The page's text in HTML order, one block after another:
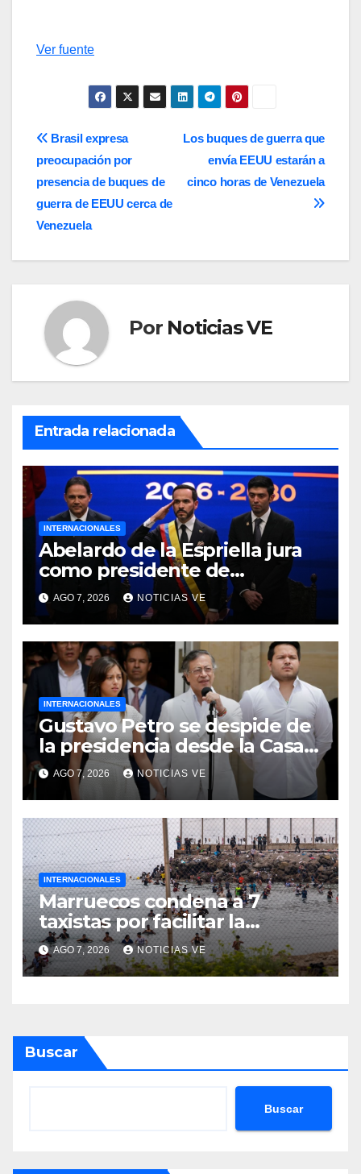
Ver fuente
Navegación
de
entradas
Los buques de guerra que
envía EEUU estarán a
cinco horas de Venezuela
Brasil expresa
preocupación por
presencia de buques de
guerra de EEUU cerca de
Venezuela
Por Noticias VE
Entrada relacionada
INTERNACIONALES
Abelardo de la Espriella jura
como presidente de
Colombia para el periodo
2026-2030
AGO 7, 2026 NOTICIAS VE
INTERNACIONALES
Gustavo Petro se despide de
la presidencia desde la Casa
de Nariño
AGO 7, 2026 NOTICIAS VE
INTERNACIONALES
Marruecos condena a 7
taxistas por facilitar la
migración irregular hacia
Ceuta
AGO 7, 2026 NOTICIAS VE
Buscar
Buscar